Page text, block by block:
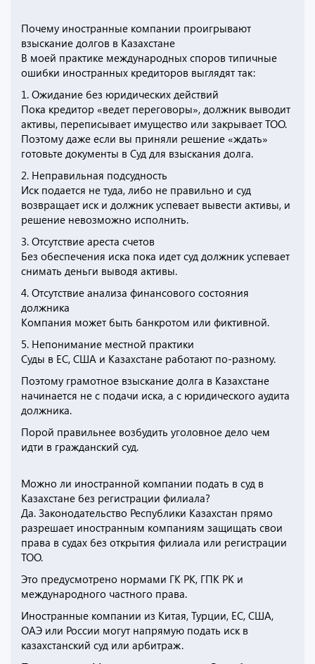
Почему иностранные компании проигрывают
взыскание долгов в Казахстане
В моей практике международных споров типичные
ошибки иностранных кредиторов выглядят так:
1. Ожидание без юридических действий
Пока кредитор «ведет переговоры», должник выводит
активы, переписывает имущество или закрывает ТОО.
Поэтому даже если вы приняли решение «ждать»
готовьте документы в Суд для взыскания долга.
2. Неправильная подсудность
Иск подается не туда, либо не правильно и суд
возвращает иск и должник успевает вывести активы, и
решение невозможно исполнить.
3. Отсутствие ареста счетов
Без обеспечения иска пока идет суд должник успевает
снимать деньги выводя активы.
4. Отсутствие анализа финансового состояния
должника
Компания может быть банкротом или фиктивной.
5. Непонимание местной практики
Суды в ЕС, США и Казахстане работают по-разному.
Поэтому грамотное взыскание долга в Казахстане
начинается не с подачи иска, а с юридического аудита
должника.
Порой правильнее возбудить уголовное дело чем
идти в гражданский суд.
Можно ли иностранной компании подать в суд в
Казахстане без регистрации филиала?
Да. Законодательство Республики Казахстан прямо
разрешает иностранным компаниям защищать свои
права в судах без открытия филиала или регистрации
ТОО.
Это предусмотрено нормами ГК РК, ГПК РК и
международного частного права.
Иностранные компании из Китая, Турции, ЕС, США,
ОАЭ или России могут напрямую подать иск в
казахстанский суд или арбитраж.